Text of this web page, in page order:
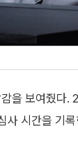
감을 보여줬다
사 시간을 기